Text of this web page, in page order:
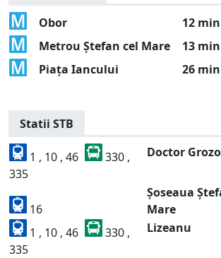
Obor
12 min
Metrou Ștefan cel Mare
13 min
Piața Iancului
26 min
Statii STB
1 , 10 , 46
330 ,
335
Doctor
16
Șoseaua
Mare
1 , 10 , 46
330 ,
335
Lizeanu